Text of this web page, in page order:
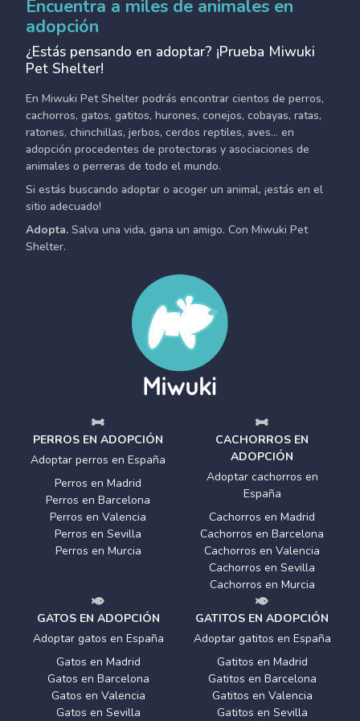
Encuentra a miles de animales en
adopción
¿Estás pensando en adoptar? ¡Prueba Miwuki
Pet Shelter!
En Miwuki Pet Shelter podrás encontrar cientos de perros,
cachorros, gatos, gatitos, hurones, conejos, cobayas, ratas,
ratones, chinchillas, jerbos, cerdos reptiles, aves... en
adopción procedentes de protectoras y asociaciones de
animales o perreras de todo el mundo.
Si estás buscando adoptar o acoger un animal, ¡estás en el
sitio adecuado!
Adopta. Salva una vida, gana un amigo. Con Miwuki Pet
Shelter.
PERROS EN ADOPCIÓN
Adoptar perros en España
Perros en Madrid
Perros en Barcelona
Perros en Valencia
Perros en Sevilla
Perros en Murcia
CACHORROS EN
ADOPCIÓN
Adoptar cachorros en
España
Cachorros en Madrid
Cachorros en Barcelona
Cachorros en Valencia
Cachorros en Sevilla
Cachorros en Murcia
GATOS EN ADOPCIÓN
Adoptar gatos en España
Gatos en Madrid
Gatos en Barcelona
Gatos en Valencia
Gatos en Sevilla
GATITOS EN ADOPCIÓN
Adoptar gatitos en España
Gatitos en Madrid
Gatitos en Barcelona
Gatitos en Valencia
Gatitos en Sevilla